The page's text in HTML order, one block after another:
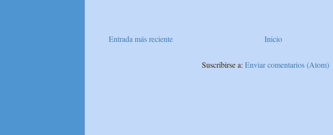
Entrada más reciente Inicio
Suscribirse a: Enviar comentarios (Atom)